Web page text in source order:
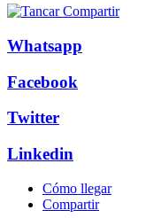
Whatsapp
Facebook
Twitter
Linkedin
Cómo llegar
Compartir